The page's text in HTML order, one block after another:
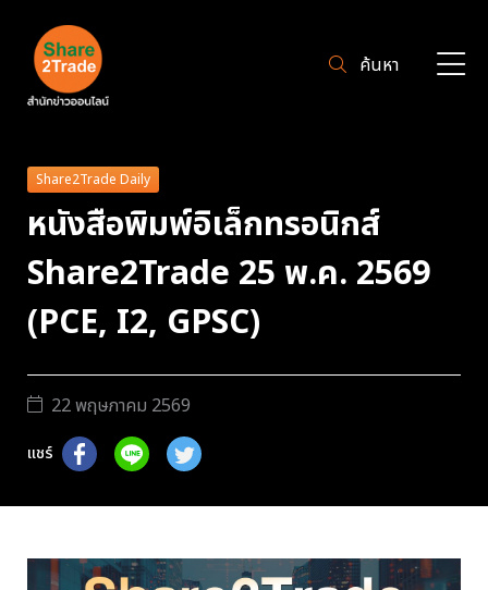
ค้นหา
Share2Trade Daily
หนังสือพิมพ์อิเล็กทรอนิกส์
Share2Trade 25 พ.ค. 2569
(PCE, I2, GPSC)
22 พฤษภาคม 2569
แชร์